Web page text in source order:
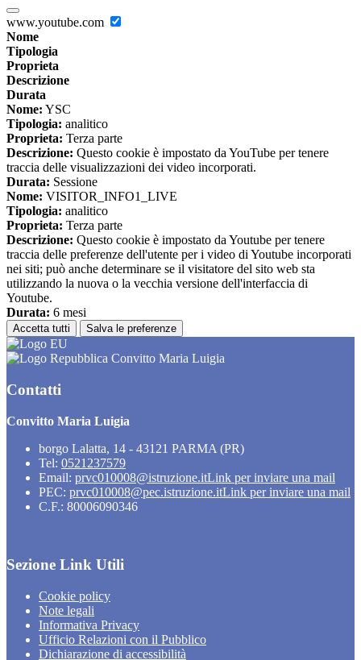
www.youtube.com
Nome
Tipologia
Proprieta
Descrizione
Durata
Nome: YSC
Tipologia: analitico
Proprieta: Terza parte
Descrizione: Questo cookie è impostato da YouTube per tenere
traccia delle visualizzazioni dei video incorporati.
Durata: Sessione
Nome: VISITOR_INFO1_LIVE
Tipologia: analitico
Proprieta: Terza parte
Descrizione: Questo cookie è impostato da Youtube per tenere
traccia delle preferenze dell'utente per i video di Youtube incorporati
nei siti; può anche determinare se il visitatore del sito web sta
utilizzando la nuova o la vecchia versione dell'interfaccia di
Youtube.
Durata: 6 mesi
Accetta tutti Salva le preferenze
Convitto Maria Luigia
Contatti
Convitto Maria Luigia
borgo Lalatta, 14 - 43121 PARMA (PR)
Tel: 0521237579
Email: prvc010008@istruzione.itLink per inviare una mail
PEC: prvc010008@pec.istruzione.itLink per inviare una mail
C.F.: 80006090346
Sezione Link Utili
Cookie policy
Note legali
Informativa Privacy
Ufficio Relazioni con il Pubblico
Dichiarazione di accessibilità